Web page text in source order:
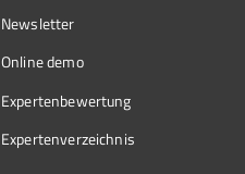
Newsletter
Online demo
Expertenbewertung
Expertenverzeichnis